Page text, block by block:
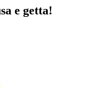
e getta!